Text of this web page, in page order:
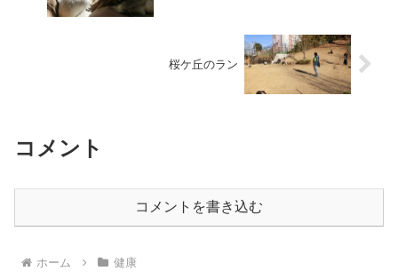
桜ケ丘のラン
コメント
コメントを書き込む
ホーム 健康